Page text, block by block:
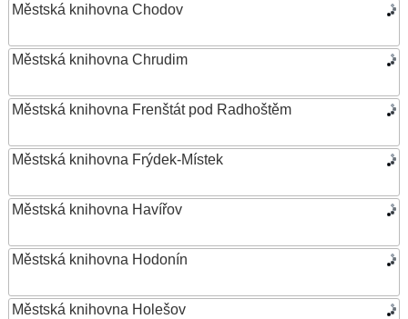
Městská knihovna Chodov
Městská knihovna Chrudim
Městská knihovna Frenštát pod Radhoštěm
Městská knihovna Frýdek-Místek
Městská knihovna Havířov
Městská knihovna Hodonín
Městská knihovna Holešov